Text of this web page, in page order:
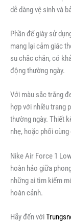
dễ dàng vệ sinh và
Phần đế giày sử
mang lại cảm giác
su chắc chắn, có
động thường ngày.
Với màu sắc trắng
hợp với nhiều trang
thường ngày. Thiết
nhẹ, hoặc phối
Nike Air Force 1
hoàn hảo giữa
những ai tìm kiếm
hoàn cảnh.
Hãy đến với